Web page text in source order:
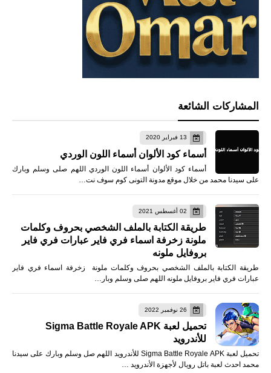
المشاركات الشائعة
13 فبراير 2020
أسماء كود الألوان أسماء اللون الوردي
أسماء كود الألوان أسماء اللون الوردي اللهم صلى وسلم وبارك
على سيدنا محمد من خلال موقع مدونة التونى كوم سوف نت…
02 أغسطس 2021
طريقة الكتابة بالملف الشخصي بحروف وكلمات
ملونة زخرفة اسماء فري فاير عبارات فري فاير
بروفايل ملونه
طريقة الكتابة بالملف الشخصي بحروف وكلمات ملونة زخرفة اسماء فري فاير
عبارات فري فاير بروفايل ملونه اللهم صلى وسلم وبار…
26 نوفمبر 2022
تحميل لعبة Sigma Battle Royale APK
للأندرويد
تحميل لعبة Sigma Battle Royale APK للأندرويد اللهم صل وسلم وبارك على سيدنا
محمد احدث لعبة باتل رويال لأجهزة الأندرويد …